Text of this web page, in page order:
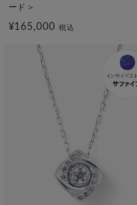
ード＞
¥165,000税込